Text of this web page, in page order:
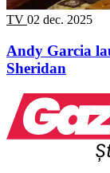
TV 02 dec. 2025
Andy Garcia
Sheridan